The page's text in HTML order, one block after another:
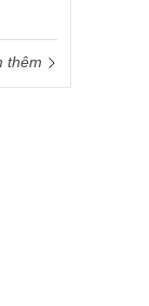
thêm